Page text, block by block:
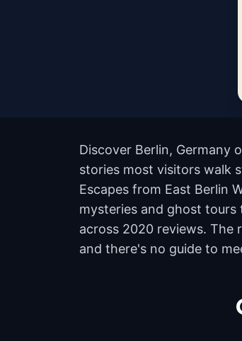
Discover Berlin, Germany
stories most visitors walk
Escapes from East Berlin
mysteries and ghost
across 2020 reviews. The
and there's no guide to